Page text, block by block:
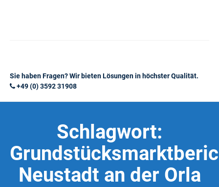
Sie haben Fragen? Wir bieten Lösungen in höchster Qualität.
+49 (0) 3592 31908
Schlagwort:
Neustadt an der Orla